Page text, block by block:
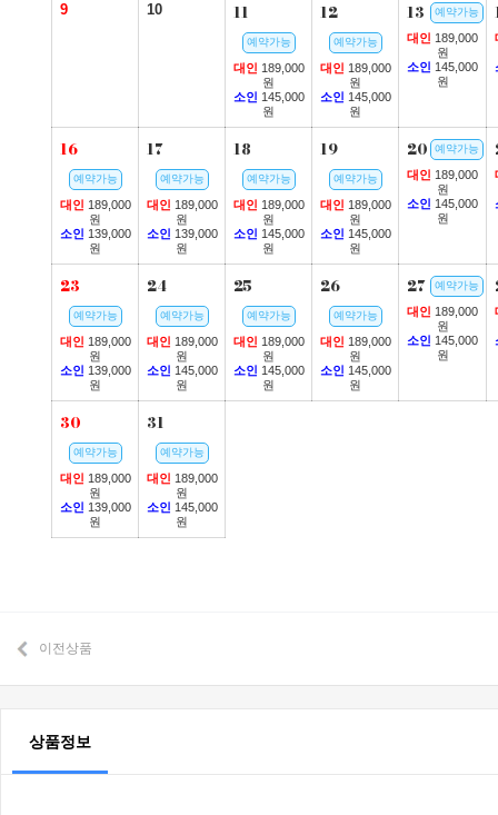
9 10 11
예약가능
대인 189,000
원
소인 145,000
원
12
예약가능
대인 189,000
원
소인 145,000
원
13 예약가능
대인 189,000
원
소인 145,000
원
16
예약가능
대인 189,000
원
소인 139,000
원
17
예약가능
대인 189,000
원
소인 139,000
원
18
예약가능
대인 189,000
원
소인 145,000
원
19
예약가능
대인 189,000
원
소인 145,000
원
20 예약가능
대인 189,000
원
소인 145,000
원
23
예약가능
대인 189,000
원
소인 139,000
원
24
예약가능
대인 189,000
원
소인 145,000
원
25
예약가능
대인 189,000
원
소인 145,000
원
26
예약가능
대인 189,000
원
소인 145,000
원
27 예약가능
대인 189,000
원
소인 145,000
원
30
예약가능
대인 189,000
원
소인 139,000
원
31
예약가능
대인 189,000
원
소인 145,000
원
이전상품
상품정보